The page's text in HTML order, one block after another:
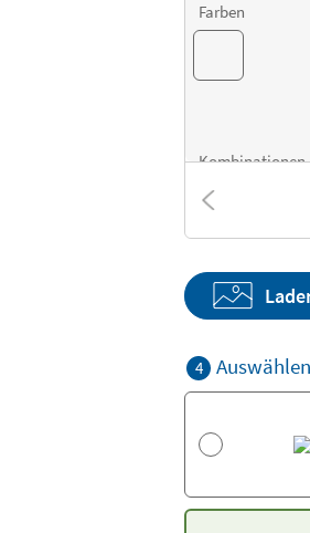
Farben
Kombinationen
4 Auswählen